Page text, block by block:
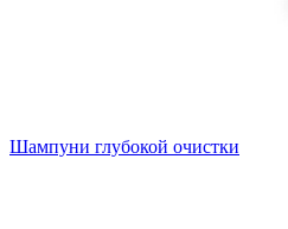
Шампуни глубокой очистки